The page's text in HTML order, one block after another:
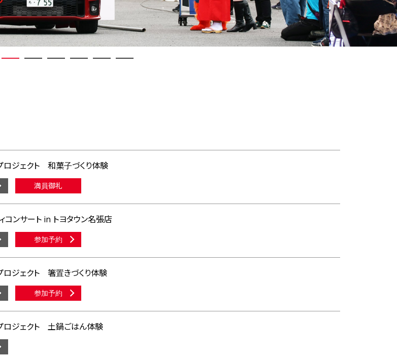
ロジェクト 和菓子づくり体験
満員御礼
コンサート in トヨタウン名張店
参加予約
ロジェクト 箸置きづくり体験
参加予約
ロジェクト 土鍋ごはん体験